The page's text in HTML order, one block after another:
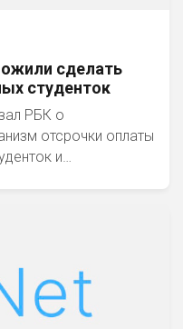
сделать
студенток
РБК о
отсрочки оплаты
и…